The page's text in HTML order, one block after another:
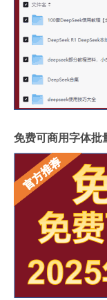
免费可商用字体批